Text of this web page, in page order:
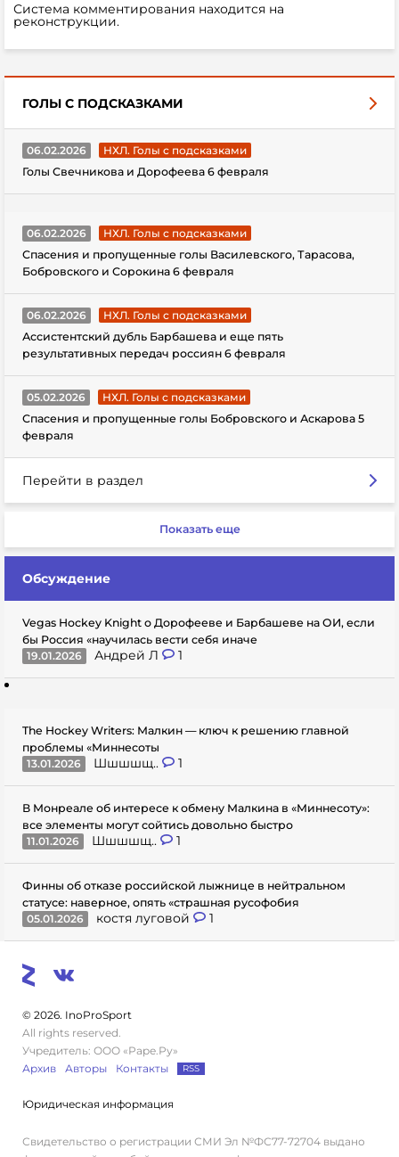
Система комментирования находится на
реконструкции.
ГОЛЫ С ПОДСКАЗКАМИ
06.02.2026
НХЛ. Голы с подсказками
Голы Свечникова и Дорофеева 6 февраля
06.02.2026
НХЛ. Голы с подсказками
Спасения и пропущенные голы Василевского, Тарасова,
Бобровского и Сорокина 6 февраля
06.02.2026
НХЛ. Голы с подсказками
Ассистентский дубль Барбашева и еще пять
результативных передач россиян 6 февраля
05.02.2026
НХЛ. Голы с подсказками
Спасения и пропущенные голы Бобровского и Аскарова 5
февраля
Перейти в раздел
Показать еще
Обсуждение
Vegas Hockey Knight о Дорофееве и Барбашеве на ОИ, если
бы Россия «научилась вести себя иначе
19.01.2026
Андрей Л 1
The Hockey Writers: Малкин — ключ к решению главной
проблемы «Миннесоты
13.01.2026
Шшшшщ.. 1
В Монреале об интересе к обмену Малкина в «Миннесоту»:
все элементы могут сойтись довольно быстро
11.01.2026
Шшшшщ.. 1
Финны об отказе российской лыжнице в нейтральном
статусе: наверное, опять «страшная русофобия
05.01.2026
костя луговой 1
© 2026. InoProSport
All rights reserved.
Учредитель: ООО «Раре.Ру»
Архив
Авторы Контакты RSS
Юридическая информация
Свидетельство о регистрации СМИ Эл №ФС77-72704 выдано